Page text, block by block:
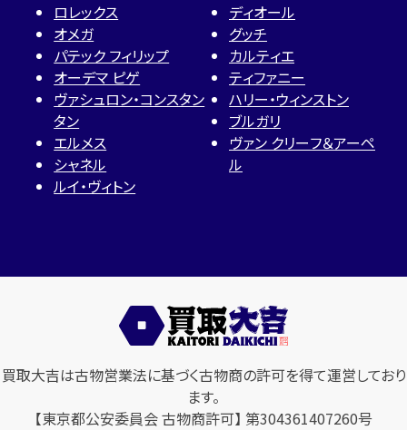
ロレックス
オメガ
パテック フィリップ
オーデマ ピゲ
ヴァシュロン・コンスタン
タン
エルメス
シャネル
ルイ・ヴィトン
ディオール
グッチ
カルティエ
ティファニー
ハリー・ウィンストン
ブルガリ
ヴァン クリーフ＆アーペ
ル
買取大吉は古物営業法に基づく古物商の許可を得て運営しており
ます。
【東京都公安委員会 古物商許可】 第304361407260号